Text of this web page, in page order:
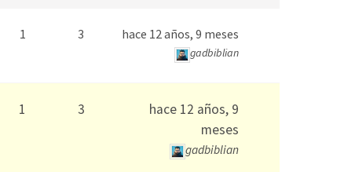
1 3 hace 12 años, 9 meses
gadbiblian
1 3
hace 12 años, 9
meses
gadbiblian